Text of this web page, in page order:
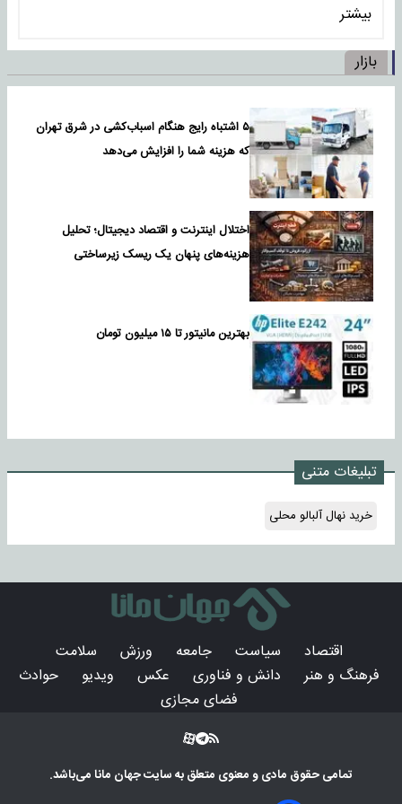
بیشتر
بازار
۵ اشتباه رایج هنگام اسباب‌کشی در شرق تهران
که هزینه شما را افزایش می‌دهد
اختلال اینترنت و اقتصاد دیجیتال؛ تحلیل
هزینه‌های پنهان یک ریسک زیرساختی
بهترین مانیتور تا ۱۵ میلیون تومان
تبلیغات متنی
خرید نهال آلبالو محلی
اقتصاد سیاست جامعه ورزش
سلامت
فرهنگ و هنر
دانش و فناوری عکس ویدیو
حوادث
فضای مجازی
تمامی حقوق مادی و معنوی متعلق به سایتجهان مانامی‌باشد.